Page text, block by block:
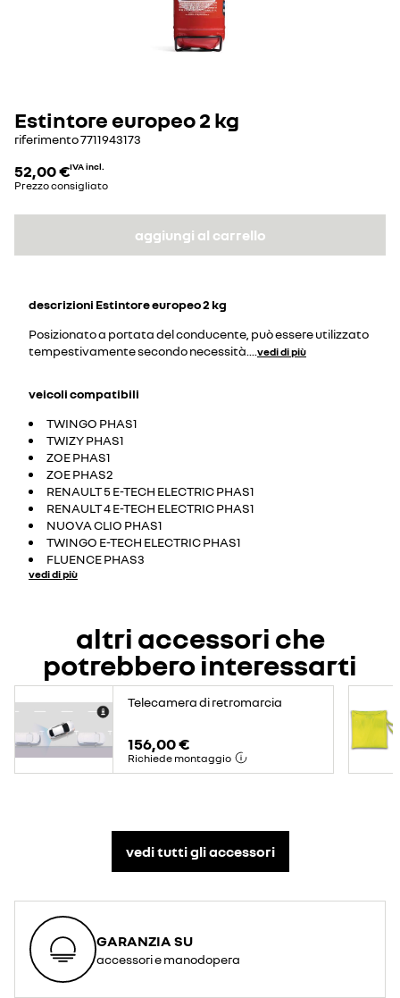
Estintore europeo 2 kg
riferimento7711943173
52,00 €IVA incl.
Prezzo consigliato
aggiungi al carrello
descrizioni Estintore europeo 2 kg
Posizionato a portata del conducente, può essere utilizzato
tempestivamente secondo necessità....vedi di più
veicoli compatibili
TWINGO PHAS1
TWIZY PHAS1
ZOE PHAS1
ZOE PHAS2
RENAULT 5 E-TECH ELECTRIC PHAS1
RENAULT 4 E-TECH ELECTRIC PHAS1
NUOVA CLIO PHAS1
TWINGO E-TECH ELECTRIC PHAS1
FLUENCE PHAS3
vedi di più
altri accessori che
potrebbero interessarti
Telecamera di retromarcia
156,00 €
Richiede montaggio
vedi tutti gli accessori​
GARANZIA SU
accessori e manodopera